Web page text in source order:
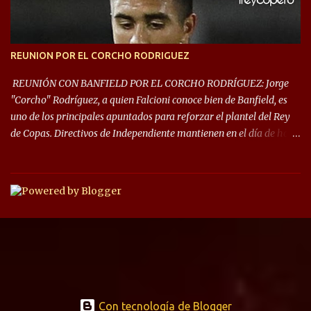
REUNION POR EL CORCHO RODRIGUEZ
REUNIÓN CON BANFIELD POR EL CORCHO RODRÍGUEZ: Jorge
"Corcho" Rodríguez, a quien Falcioni conoce bien de Banfield, es
uno de los principales apuntados para reforzar el plantel del Rey
de Copas. Directivos de Independiente mantienen en el día de hoy
préstamo con opción de compra pero, por lo que se sabe, Banfield
busca vender al menos el 50% del pase por una cifra cercana a los
1,5 millones de dólares. El volante central titular del Banfield y
de sus compañeros, realizó 17 infracciones y solo fue amonestado
Con tecnología de Blogger